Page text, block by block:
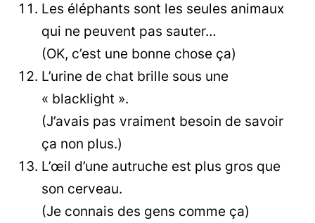
Les éléphants sont les seules animaux
qui ne peuvent pas sauter…
(OK, c’est une bonne chose ça)
L’urine de chat brille sous une
« blacklight ».
(J’avais pas vraiment besoin de savoir
ça non plus.)
L’œil d’une autruche est plus gros que
son cerveau.
(Je connais des gens comme ça)